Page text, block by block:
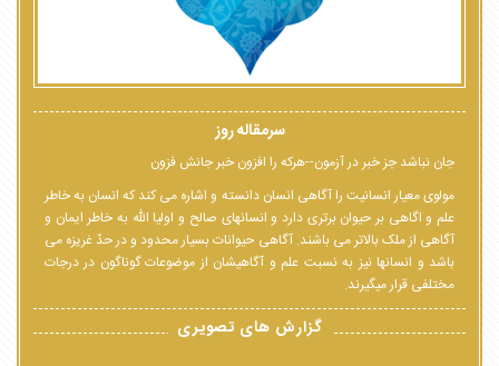
سرمقاله روز
جان نباشد جز خبر در آزمون--هرکه را افزون خبر جانش فزون
مولوی معیار انسانیت را آگاهی انسان دانسته و اشاره می کند که انسان به خاطر
علم و اگاهی بر حیوان برتری دارد و انسانهای صالح و اولیا الله به خاطر ایمان و
آگاهی از ملک بالاتر می باشند. آگاهی حیوانات بسیار محدود و در حدّ غریزه می
باشد و انسانها نیز به نسبت علم و آگاهیشان از موضوعات گوناگون در درجات
مختلفی قرار میگیرند.
گزارش های تصویری